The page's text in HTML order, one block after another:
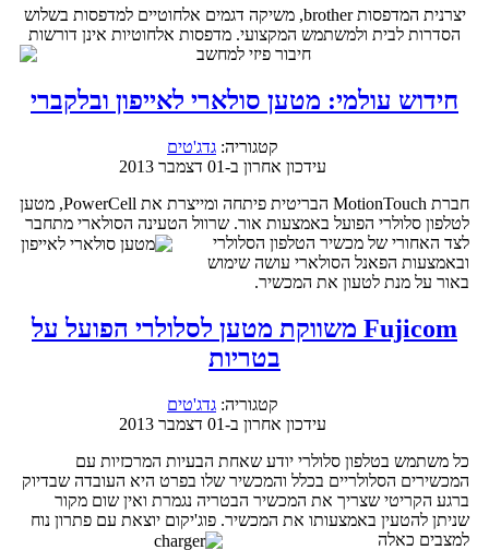
יצרנית המדפסות brother, משיקה דגמים אלחוטיים למדפסות בשלוש
הסדרות לבית ולמשתמש המקצועי. מדפסות אלחוטיות אינן דורשות
חיבור פיזי למחשב
חידוש עולמי: מטען סולארי לאייפון ובלקברי
קטגוריה: גדג'טים
עידכון אחרון ב-01 דצמבר 2013
חברת MotionTouch הבריטית פיתחה ומייצרת את PowerCell, מטען
לטלפון סלולרי הפועל באמצעות אור. שרוול הטעינה הסולארי מתחבר
לצד האחורי של מכשיר הטלפון הסלולרי
ובאמצעות הפאנל הסולארי עושה שימוש
באור על מנת לטעון את המכשיר.
Fujicom משווקת מטען לסלולרי הפועל על
בטריות
קטגוריה: גדג'טים
עידכון אחרון ב-01 דצמבר 2013
כל משתמש בטלפון סלולרי יודע שאחת הבעיות המרכזיות עם
המכשירים הסלולריים בכלל והמכשיר שלו בפרט היא העובדה שבדיוק
ברגע הקריטי שצריך את המכשיר הבטריה נגמרת ואין שום מקור
שניתן להטעין באמצעותו את המכשיר. פוג'יקום יוצאת עם פתרון נוח
למצבים כאלה